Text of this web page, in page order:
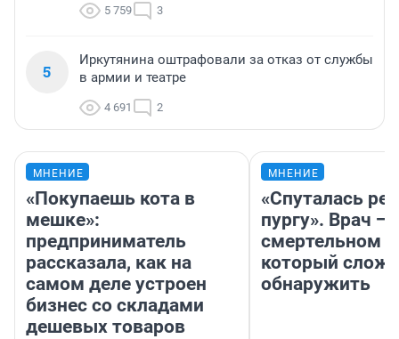
5 759 3
5
Иркутянина оштрафовали за отказ от службы
в армии и театре
4 691 2
МНЕНИЕ
«Покупаешь кота в
мешке»:
предприниматель
рассказала, как на
самом деле устроен
бизнес со складами
дешевых товаров
МНЕНИЕ
«Спуталась
пургу». Врач —
смертельном
который
обнаружить